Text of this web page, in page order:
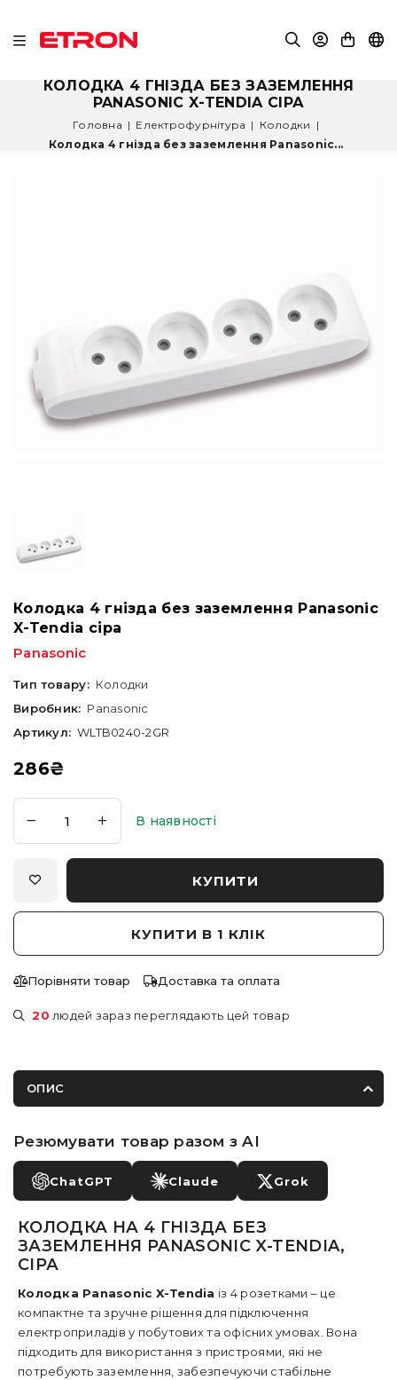
КОЛОДКА 4 ГНІЗДА БЕЗ ЗАЗЕМЛЕННЯ
PANASONIC X-TENDIA СІРА
Головна | Електрофурнітура | Колодки |
Колодка 4 гнізда без заземлення Panasonic...
Колодка 4 гнізда без заземлення Panasonic
X-Tendia сіра
Panasonic
Тип товару: Колодки
Виробник: Panasonic
Артикул: WLTB0240-2GR
286₴
В наявності
КУПИТИ
КУПИТИ В 1 КЛІК
Порівняти товар Доставка та оплата
20 людей зараз переглядають цей товар
ОПИС
Резюмувати товар разом з AI
ChatGPT Claude Grok
КОЛОДКА НА 4 ГНІЗДА БЕЗ
ЗАЗЕМЛЕННЯ PANASONIC X-TENDIA,
СІРА
Колодка Panasonic X-Tendia із 4 розетками – це
компактне та зручне рішення для підключення
електроприладів у побутових та офісних умовах. Вона
підходить для використання з пристроями, які не
потребують заземлення, забезпечуючи стабільне